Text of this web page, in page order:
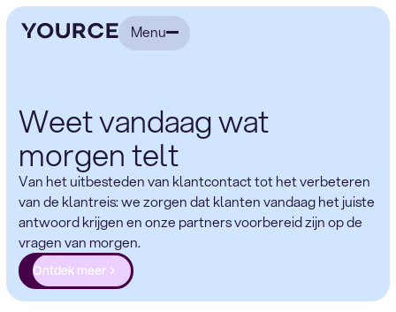
Menu
Weet vandaag wat
morgen telt
Van het uitbesteden van klantcontact tot het verbeteren
van de klantreis: we zorgen dat klanten vandaag het juiste
antwoord krijgen en onze partners voorbereid zijn op de
vragen van morgen.
Ontdek meer